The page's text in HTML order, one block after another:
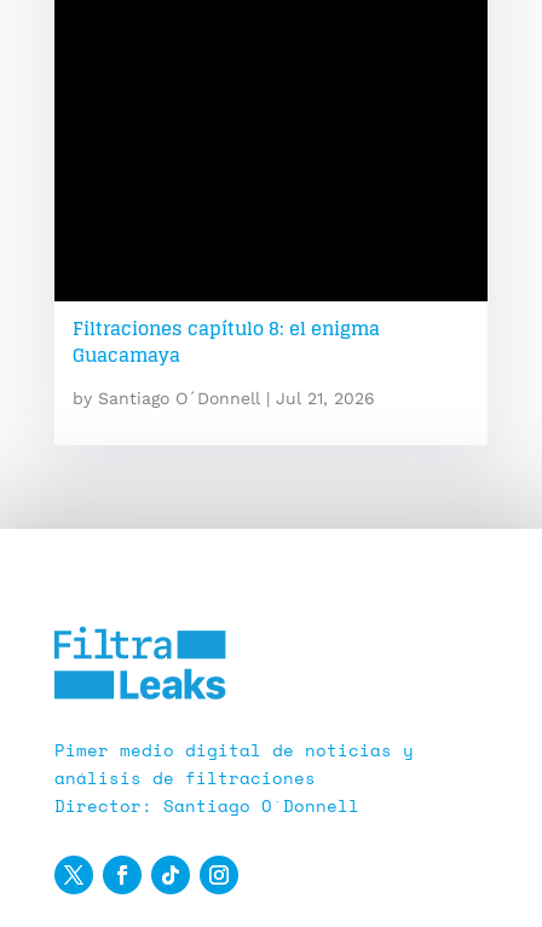
Filtraciones capítulo 8: el enigma
Guacamaya
by Santiago O´Donnell| Jul 21, 2026
Pimer medio digital de noticias y
análisis de filtraciones
Director: Santiago O´Donnell